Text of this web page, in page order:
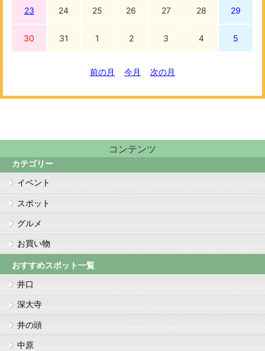
23 24 25 26 27 28 29
30 31 1 2 3 4 5
前の月 今月 次の月
コンテンツ
カテゴリー
イベント
スポット
グルメ
お買い物
おすすめスポット一覧
井口
深大寺
井の頭
中原